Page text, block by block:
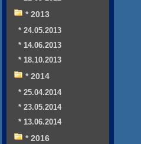
* 2013
* 24.05.2013
* 14.06.2013
* 18.10.2013
* 2014
* 25.04.2014
* 23.05.2014
* 13.06.2014
* 2016